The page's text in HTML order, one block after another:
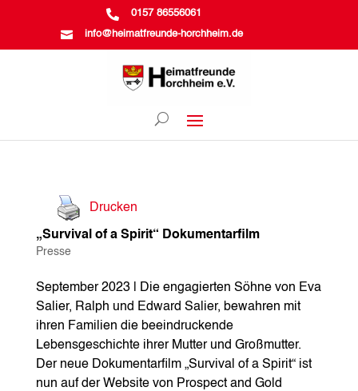
 0157 86556061
 info@heimatfreunde-horchheim.de
Drucken
„Survival of a Spirit“ Dokumentarfilm
Presse
September 2023 | Die engagierten Söhne von Eva
Salier, Ralph und Edward Salier, bewahren mit
ihren Familien die beeindruckende
Lebensgeschichte ihrer Mutter und Großmutter.
Der neue Dokumentarfilm „Survival of a Spirit“ ist
nun auf der Website von Prospect and Gold